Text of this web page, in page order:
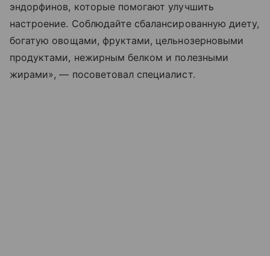
эндорфинов, которые помогают улучшить
настроение. Соблюдайте сбалансированную диету,
богатую овощами, фруктами, цельнозерновыми
продуктами, нежирным белком и полезными
жирами», — посоветовал специалист.